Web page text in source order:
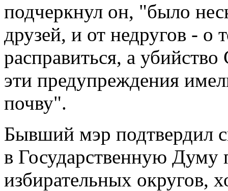
подчеркнул он, "было
друзей, и от недругов - о
расправиться, а
эти предупреждения
почву".
Бывший мэр подтвердил
в Государственную Думу
избирательных округов,